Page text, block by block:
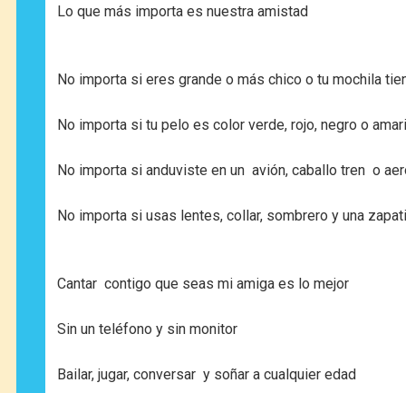
Lo que más importa es nuestra amistad
No importa si eres grande o más chico o tu mochila
No importa si tu pelo es color verde, rojo, negro o
No importa si anduviste en un avión, caballo tren o
No importa si usas lentes, collar, sombrero y una
Cantar contigo que seas mi amiga es lo mejor
Sin un teléfono y sin monitor
Bailar, jugar, conversar y soñar a cualquier edad